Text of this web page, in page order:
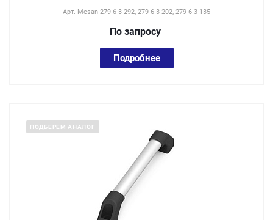
Арт. Mesan 279-6-3-292, 279-6-3-202, 279-6-3-135
По запросу
Подробнее
ПОДБЕРЕМ АНАЛОГ